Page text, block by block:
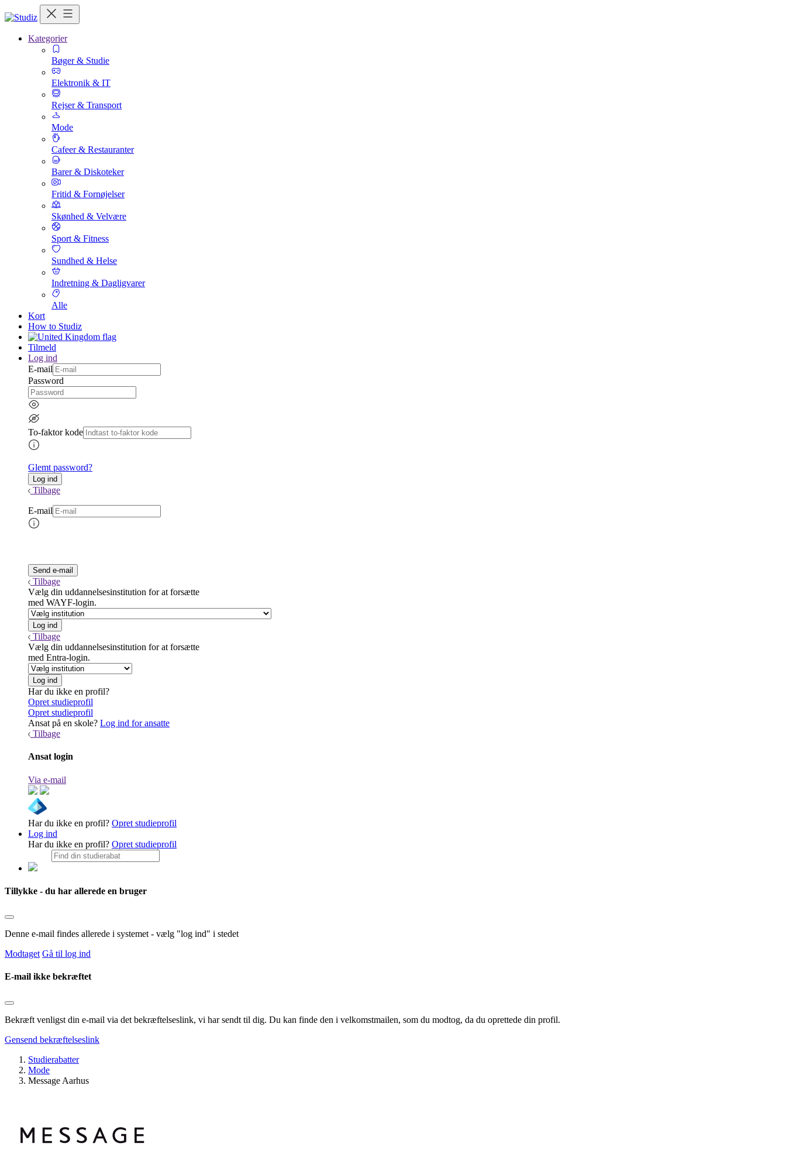
Kategorier
Bøger & Studie
Elektronik & IT
Rejser & Transport
Mode
Cafeer & Restauranter
Barer & Diskoteker
Fritid & Fornøjelser
Skønhed & Velvære
Sport & Fitness
Sundhed & Helse
Indretning & Dagligvarer
Alle
Kort
How to Studiz
Tilmeld
Log ind
E-mail
Password
To-faktor kode
Glemt password?
Tilbage
E-mail
Tilbage
Vælg din uddannelsesinstitution for at forsætte
med WAYF-login.
Tilbage
Vælg din uddannelsesinstitution for at forsætte
med Entra-login.
Har du ikke en profil?
Opret studieprofil
Opret studieprofil
Ansat på en skole? Log ind for ansatte
Tilbage
Ansat login
Via e-mail
Har du ikke en profil? Opret studieprofil
Log ind
Har du ikke en profil? Opret studieprofil
Tillykke - du har allerede en bruger
Denne e-mail findes allerede i systemet - vælg "log ind" i stedet
Modtaget Gå til log ind
E-mail ikke bekræftet
Bekræft venligst din e-mail via det bekræftelseslink, vi har sendt til dig. Du kan finde den i velkomstmailen, som du modtog, da du oprettede din profil.
Gensend bekræftelseslink
Studierabatter
Mode
Message Aarhus